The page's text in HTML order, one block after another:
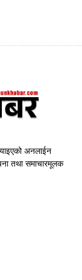
अनलाईन
तथा समाचारमूलक